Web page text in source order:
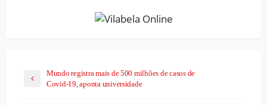
Mundo registra mais de 500 milhões de casos de
Covid-19, aponta universidade